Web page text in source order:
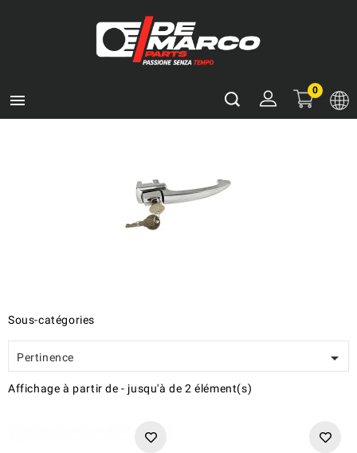

0
Sous-catégories
Pertinence 
Affichage à partir de- jusqu'àde2élément(s)